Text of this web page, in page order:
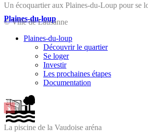
Un écoquartier aux Plaines-du-Loup pour se
© Ville de Lausanne
La piscine de la Vaudoise aréna
Plaines-du-loup
Plaines-du-loup
Découvrir le quartier
Se loger
Investir
Les prochaines étapes
Documentation